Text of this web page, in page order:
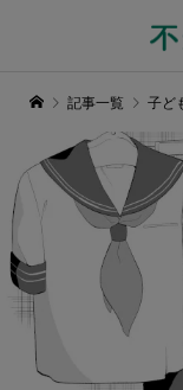
記事一覧 子ど